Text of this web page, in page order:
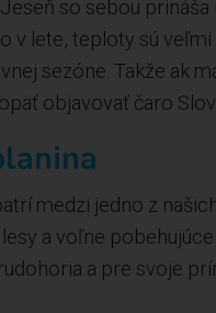
so sebou
v lete, teploty sú
sezóne. Takže ak
objavovať čaro
medzi jedno z
a voľne
a pre svoje